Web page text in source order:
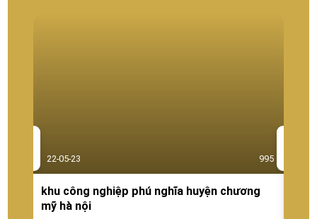
22-05-23 995
khu công nghiệp phú nghĩa huyện chương
mỹ hà nội